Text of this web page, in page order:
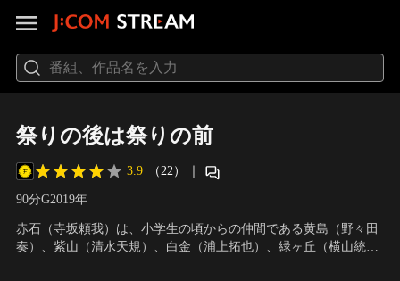
祭りの後は祭りの前
3.9 （22） ｜
90分G2019年
赤石（寺坂頼我）は、小学生の頃からの仲間である黄島（野々田
奏）、紫山（清水天規）、白金（浦上拓也）、緑ヶ丘（横山統